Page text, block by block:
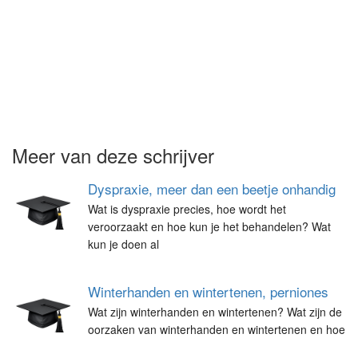
Meer van deze schrijver
Dyspraxie, meer dan een beetje onhandig
Wat is dyspraxie precies, hoe wordt het
veroorzaakt en hoe kun je het behandelen? Wat
kun je doen al
Winterhanden en wintertenen, perniones
Wat zijn winterhanden en wintertenen? Wat zijn de
oorzaken van winterhanden en wintertenen en hoe